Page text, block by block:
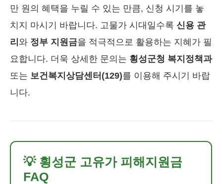
만 원의 혜택을 누릴 수 있는 만큼, 신청 시기를 놓
치지 마시기 바랍니다. 고물가 시대일수록 신용 관
리 와 정부 지원금을 적극적으로 활용하는 지혜가 필
요합니다. 더욱 상세한 문의는 횡성군청 복지정책과
또는 보건복지상담센터(129)를 이용해 주시기 바랍
니다.
💡 횡성군 고유가 피해지원금
FAQ